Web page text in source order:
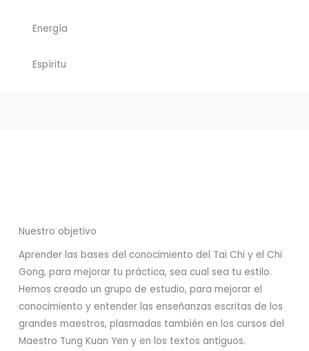
Energía
Espíritu
Nuestro objetivo
Aprender las bases del conocimiento del Tai Chi y el Chi
Gong, para mejorar tu práctica, sea cual sea tu estilo.
Hemos creado un grupo de estudio, para mejorar el
conocimiento y entender las enseñanzas escritas de los
grandes maestros, plasmadas también en los cursos del
Maestro Tung Kuan Yen y en los textos antiguos.